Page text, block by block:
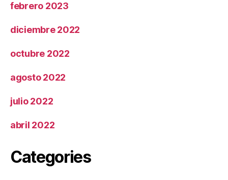
febrero 2023
diciembre 2022
octubre 2022
agosto 2022
julio 2022
abril 2022
Categories